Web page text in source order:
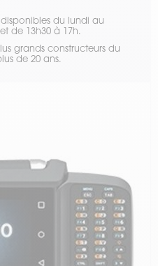
disponibles du lundi au
de 13h30 à 17h.
grands constructeurs du
de 20 ans.